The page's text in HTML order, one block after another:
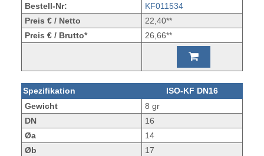
Bestell-Nr:
KF011534
Preis € / Netto
22,40**
Preis € / Brutto*
26,66**
Spezifikation
ISO-KF DN16
Gewicht
8 gr
DN
16
Øa
14
Øb
17